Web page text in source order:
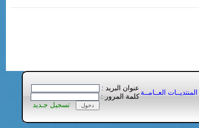
المنتديــات العــامــة
عنوان البريد :
كلمة المرور :
تسجيل جـديد